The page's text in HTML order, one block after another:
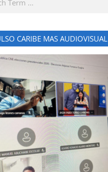
CARIBE MAS AUDIOVISUAL